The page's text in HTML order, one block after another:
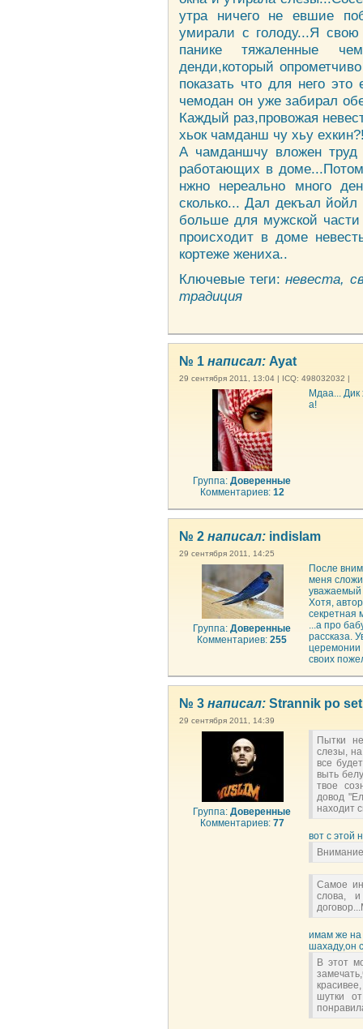
утра ничего не евшие
умирали с голоду...Я
панике тяжаленные
денди,который
показать что для него
чемодан он уже забирал
Каждый раз,провожая
хьок чамданш чу хьу
А чамданшчу вложен труд
работающих в
нжно нереально много
сколько... Дал декъал
больше для мужской
происходит в доме
кортеже жениха..
Ключевые теги:невеста,
традиция
№ 1 написал: Ayat
29 сентября 2011, 13:04 | ICQ: 498032032 |
Группа:Доверенные
Комментариев: 12
Мдаа... Дик
а!
№ 2 написал: indislam
29 сентября 2011, 14:25
Группа:Доверенные
Комментариев:255
После
меня
уважаемый
Хотя,
секретная
...а про
рассказа.
церемонии
своих
№ 3 написал: Strannik po
29 сентября 2011, 14:39
Группа:Доверенные
Комментариев: 77
Пытки
слезы, на
все
выть
твое
довод
находит
вот с этой
Самое
слова,
имам же на
шахаду,он
В этот
шутки